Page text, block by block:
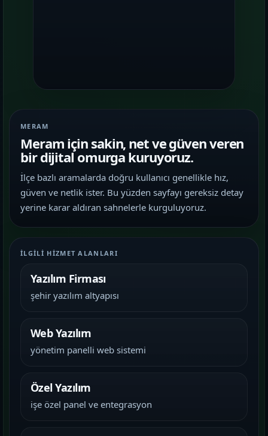
MERAM
Meram için sakin, net ve güven veren
bir dijital omurga kuruyoruz.
İlçe bazlı aramalarda doğru kullanıcı genellikle hız,
güven ve netlik ister. Bu yüzden sayfayı gereksiz detay
yerine karar aldıran sahnelerle kurguluyoruz.
İLGILI HIZMET ALANLARI
Yazılım Firması
şehir yazılım altyapısı
Web Yazılım
yönetim panelli web sistemi
Özel Yazılım
işe özel panel ve entegrasyon